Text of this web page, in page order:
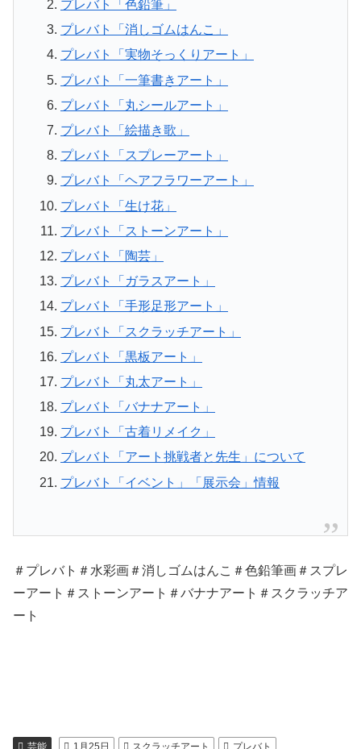
プレバト「色鉛筆」
プレバト「消しゴムはんこ」
プレバト「実物そっくりアート」
プレバト「一筆書きアート」
プレバト「丸シールアート」
プレバト「絵描き歌」
プレバト「スプレーアート」
プレバト「ヘアフラワーアート」
プレバト「生け花」
プレバト「ストーンアート」
プレバト「陶芸」
プレバト「ガラスアート」
プレバト「手形足形アート」
プレバト「スクラッチアート」
プレバト「黒板アート」
プレバト「丸太アート」
プレバト「バナナアート」
プレバト「古着リメイク」
プレバト「アート挑戦者と先生」について
プレバト「イベント」「展示会」情報
＃プレバト＃水彩画＃消しゴムはんこ＃色鉛筆画＃スプレ
ーアート＃ストーンアート＃バナナアート＃スクラッチア
ート